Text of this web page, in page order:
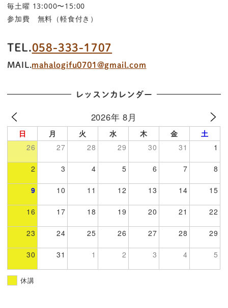
毎土曜 13:000〜15:00
参加費 無料（軽食付き）
TEL.058-333-1707
MAIL.mahalogifu0701@gmail.com
レッスンカレンダー
2026年 8月
日 月 火 水 木 金
土
26
27 28 29 30 31 1
2 3 4 5 6 7 8
9 10 11 12 13 14 15
16 17 18 19 20 21 22
23 24 25 26 27 28 29
30 31 1 2 3 4 5
休講